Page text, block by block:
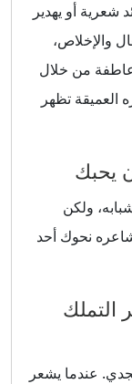
أو يهدير
والإخلاص،
من خلال
العميقة تظهر
ولكن
نحوك أحد
التملك
عندما يشعر